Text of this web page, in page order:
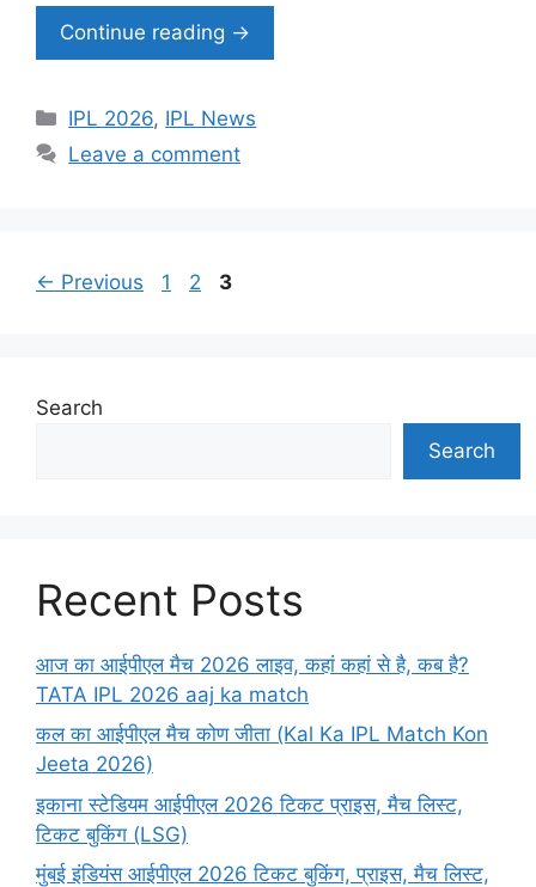
Continue reading →
Categories
IPL 2026, IPL News
Leave a comment
← Previous Page
1 Page
2 Page
3
Search
Search
Recent Posts
आज का आईपीएल मैच 2026 लाइव, कहां कहां से है, कब है?
TATA IPL 2026 aaj ka match
कल का आईपीएल मैच कोण जीता (Kal Ka IPL Match Kon
Jeeta 2026)
इकाना स्टेडियम आईपीएल 2026 टिकट प्राइस, मैच लिस्ट,
टिकट बुकिंग (LSG)
मुंबई इंडियंस आईपीएल 2026 टिकट बुकिंग, प्राइस, मैच लिस्ट,